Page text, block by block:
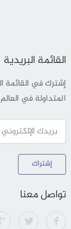
القائمة البريدية
إشترك في القائمة
المتداولة في
إشتراك
تواصل معنا